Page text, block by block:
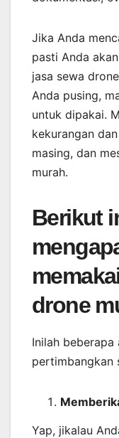
Jika Anda
pasti Anda
jasa sewa
Anda pusing,
untuk dipakai.
kekurangan
masing, dan
murah.
Berikut
drone
Inilah beberapa
pertimbangkan
Yap, jikalau